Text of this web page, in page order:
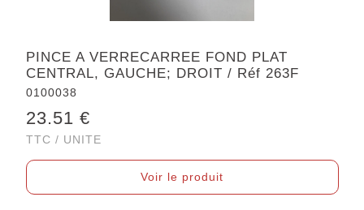
PINCE A VERRECARREE FOND PLAT
CENTRAL, GAUCHE; DROIT / Réf 263F
0100038
23.51 €
TTC / UNITE
Voir le produit